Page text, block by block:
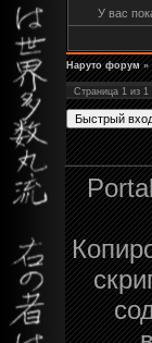
У вас
Наруто форум »
Страница 1 из 1